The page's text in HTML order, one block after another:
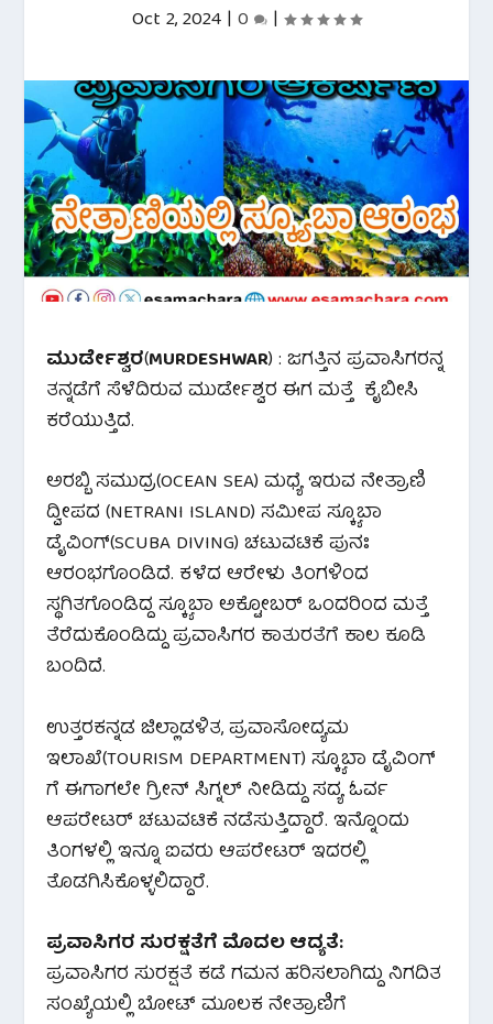
Oct 2, 2024 | 0 |
ಮುರ್ಡೇಶ್ವರ(MURDESHWAR) : ಜಗತ್ತಿನ ಪ್ರವಾಸಿಗರನ್ನ
ತನ್ನಡೆಗೆ ಸೆಳೆದಿರುವ ಮುರ್ಡೇಶ್ವರ ಈಗ ಮತ್ತೆ ಕೈಬೀಸಿ
ಕರೆಯುತ್ತಿದೆ.
ಅರಬ್ಬಿ ಸಮುದ್ರ(OCEAN SEA) ಮಧ್ಯೆ ಇರುವ ನೇತ್ರಾಣಿ
ದ್ವೀಪದ (NETRANI ISLAND) ಸಮೀಪ ಸ್ಕ್ಯೂಬಾ
ಡೈವಿಂಗ್(SCUBA DIVING) ಚಟುವಟಿಕೆ ಪುನಃ
ಆರಂಭಗೊಂಡಿದೆ. ಕಳೆದ ಆರೇಳು ತಿಂಗಳಿಂದ
ಸ್ಥಗಿತಗೊಂಡಿದ್ದ ಸ್ಕ್ಯೂಬಾ ಅಕ್ಟೋಬರ್ ಒಂದರಿಂದ ಮತ್ತೆ
ತೆರೆದುಕೊಂಡಿದ್ದು ಪ್ರವಾಸಿಗರ ಕಾತುರತೆಗೆ ಕಾಲ ಕೂಡಿ
ಬಂದಿದೆ.
ಉತ್ತರಕನ್ನಡ ಜಿಲ್ಲಾಡಳಿತ, ಪ್ರವಾಸೋದ್ಯಮ
ಇಲಾಖೆ(TOURISM DEPARTMENT) ಸ್ಕ್ಯೂಬಾ ಡೈವಿಂಗ್
ಗೆ ಈಗಾಗಲೇ ಗ್ರೀನ್ ಸಿಗ್ನಲ್ ನೀಡಿದ್ದು ಸದ್ಯ ಓರ್ವ
ಆಪರೇಟರ್ ಚಟುವಟಿಕೆ ನಡೆಸುತ್ತಿದ್ದಾರೆ. ಇನ್ನೊಂದು
ತಿಂಗಳಲ್ಲಿ ಇನ್ನೂ ಐವರು ಆಪರೇಟರ್ ಇದರಲ್ಲಿ
ತೊಡಗಿಸಿಕೊಳ್ಳಲಿದ್ದಾರೆ.
ಪ್ರವಾಸಿಗರ ಸುರಕ್ಷತೆಗೆ ಮೊದಲ ಆದ್ಯತೆ:
ಪ್ರವಾಸಿಗರ ಸುರಕ್ಷತೆ ಕಡೆ ಗಮನ ಹರಿಸಲಾಗಿದ್ದು ನಿಗದಿತ
ಸಂಖ್ಯೆಯಲ್ಲಿ ಬೋಟ್ ಮೂಲಕ ನೇತ್ರಾಣಿಗೆ